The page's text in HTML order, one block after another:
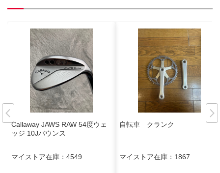
Callaway JAWS RAW 54度ウェ
ッジ 10Jバウンス
マイストア在庫： 4549
自転車 クランク
マイストア在庫： 1867